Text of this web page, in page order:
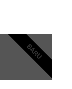
BARU